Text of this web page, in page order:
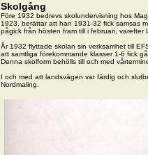
Skolgång
Före 1932 bedrevs skolundervisning hos
1923, berättar att han 1931-32 fick samsas
pågick från hösten fram till i februari,
År 1932 flyttade skolan sin verksamhet till
att samtliga förekommande klasser 1-6 fick
Denna skolform behölls till och med
I och med att landsvägen var färdig och
Nordmaling.